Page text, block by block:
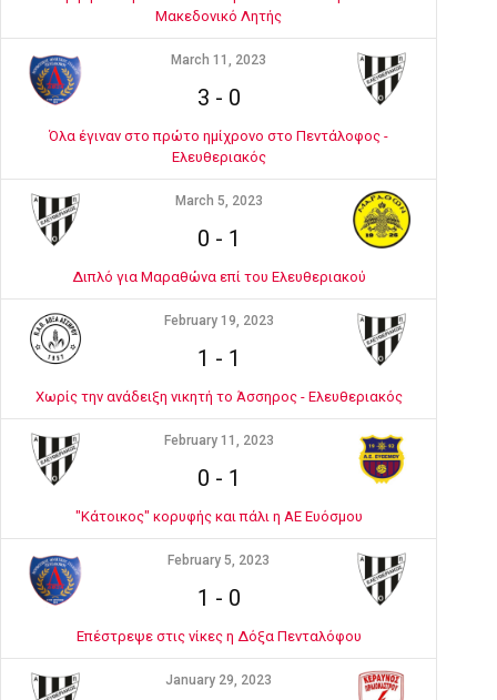
Μακεδονικό Λητής
March 11, 2023
3 - 0
Όλα έγιναν στο πρώτο ημίχρονο στο Πεντάλοφος -
Ελευθεριακός
March 5, 2023
0 - 1
Διπλό για Μαραθώνα επί του Ελευθεριακού
February 19, 2023
1 - 1
Χωρίς την ανάδειξη νικητή το Άσσηρος - Ελευθεριακός
February 11, 2023
0 - 1
"Κάτοικος" κορυφής και πάλι η ΑΕ Ευόσμου
February 5, 2023
1 - 0
Επέστρεψε στις νίκες η Δόξα Πενταλόφου
January 29, 2023